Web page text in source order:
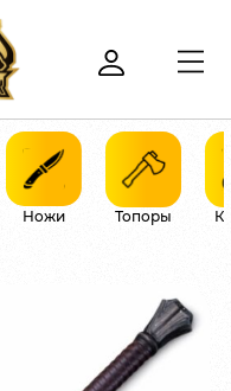
Ножи Топоры